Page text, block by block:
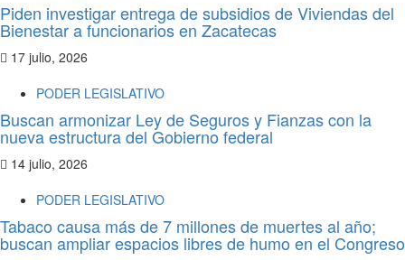
Piden investigar entrega de subsidios de Viviendas del
Bienestar a funcionarios en Zacatecas
17 julio, 2026
PODER LEGISLATIVO
Buscan armonizar Ley de Seguros y Fianzas con la
nueva estructura del Gobierno federal
14 julio, 2026
PODER LEGISLATIVO
Tabaco causa más de 7 millones de muertes al año;
buscan ampliar espacios libres de humo en el Congreso